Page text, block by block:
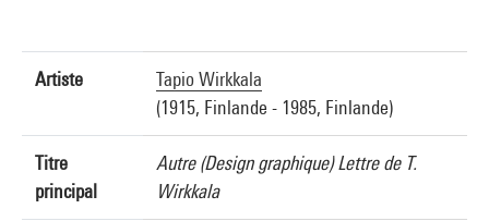
Artiste
Tapio Wirkkala
(1915, Finlande - 1985, Finlande)
Titre
principal
Autre (Design graphique) Lettre de T.
Wirkkala